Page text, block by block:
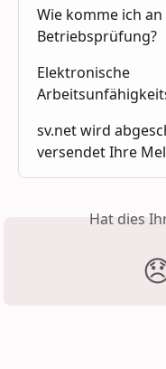
Wie komme ich
Betriebsprüfung?
Elektronische
sv.net wird
versendet Ihre
Hat dies